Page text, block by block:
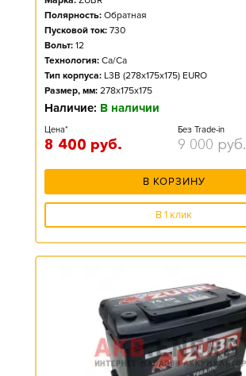
Полярность: Обратная
Пусковой ток: 730
Вольт: 12
Технология: Ca/Ca
Тип корпуса: L3B (278x175x175) EURO
Размер, мм: 278x175x175
Наличие: В наличии
Цена*
8 400 руб.
Без Trade-in
9 000 руб.
В КОРЗИНУ
В 1 клик